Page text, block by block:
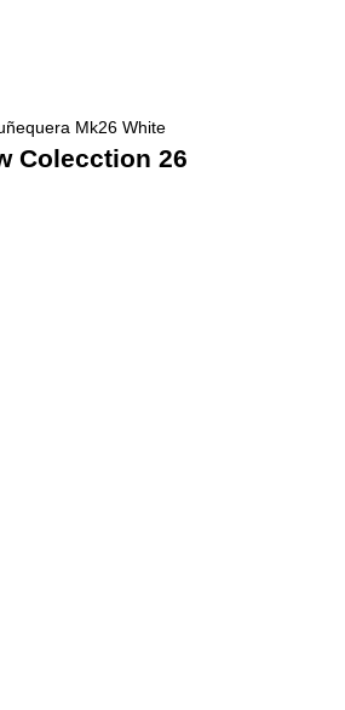
Mk26 White
Colecction 26